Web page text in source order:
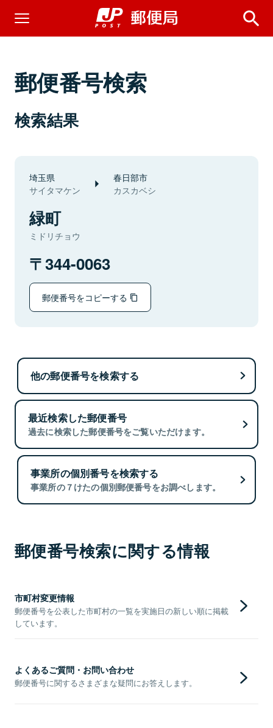
郵便番号検索
検索結果
埼玉県
サイタマケン
春日部市
カスカベシ
緑町
ミドリチョウ
344-0063
郵便番号をコピーする
他の郵便番号を検索する
最近検索した郵便番号
過去に検索した郵便番号をご覧いただけます。
事業所の個別番号を検索する
事業所の７けたの個別郵便番号をお調べします。
郵便番号検索に関する情報
市町村変更情報
郵便番号を公表した市町村の一覧を実施日の新しい順に掲載
しています。
よくあるご質問・お問い合わせ
郵便番号に関するさまざまな疑問にお答えします。